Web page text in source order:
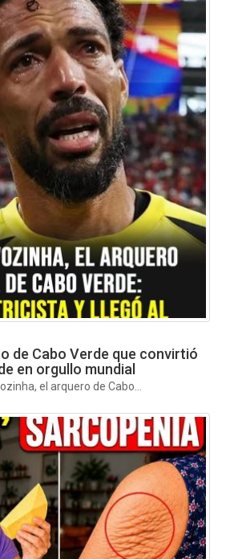
de Cabo Verde que convirtió
en orgullo mundial
el arquero de Cabo...